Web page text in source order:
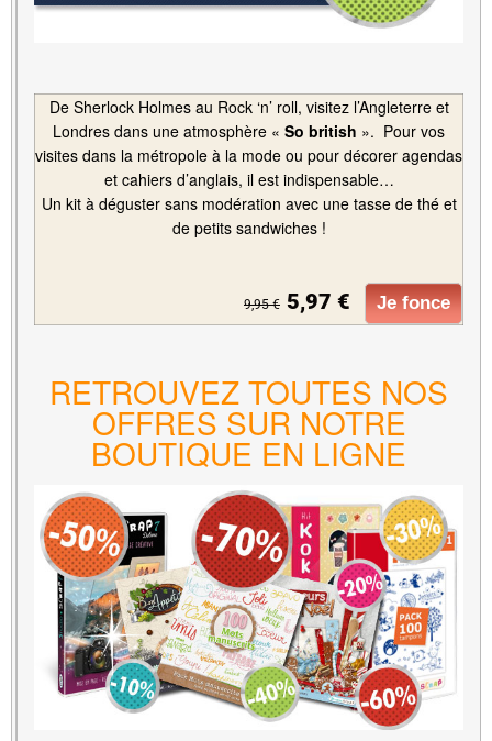
De Sherlock Holmes au Rock ‘n’ roll, visitez l’Angleterre et
Londres dans une atmosphère « So british ». Pour vos
visites dans la métropole à la mode ou pour décorer agendas
et cahiers d’anglais, il est indispensable…
Un kit à déguster sans modération avec une tasse de thé et
de petits sandwiches !
9,95 € 5,97 € Je fonce
RETROUVEZ TOUTES NOS
OFFRES SUR NOTRE
BOUTIQUE EN LIGNE